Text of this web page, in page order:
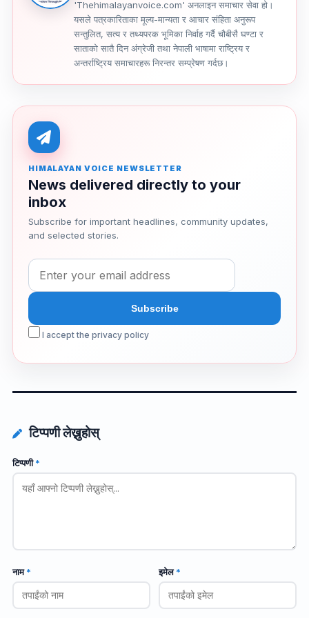
'Thehimalayanvoice.com' अनलाइन समाचार सेवा हो।
यसले पत्रकारिताका मूल्य-मान्यता र आचार संहिता अनुरूप
सन्तुलित, सत्य र तथ्यपरक भूमिका निर्वाह गर्दै चौबीसै घण्टा र
साताको सातै दिन अंग्रेजी तथा नेपाली भाषामा राष्ट्रिय र
अन्तर्राष्ट्रिय समाचारहरू निरन्तर सम्प्रेषण गर्दछ।
HIMALAYAN VOICE NEWSLETTER
News delivered directly to your
inbox
Subscribe for important headlines, community updates,
and selected stories.
I accept the privacy policy
टिप्पणी लेख्नुहोस्
टिप्पणी*
नाम* इमेल*